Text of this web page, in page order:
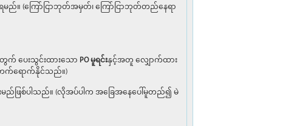
ည်။ (ကြော်ငြာဘုတ်အမှတ်၊ ကြော်ငြာဘုတ်တည်နေရာ
က် ပေးသွင်းထားသော POမူရင်းနှင့်အတူ လျှောက်ထား
က်ရောက်နိုင်သည်။)
မည်ဖြစ်ပါသည်။ (လိုအပ်ပါက အခြေအနေပေါ်မူတည်၍ မဲ